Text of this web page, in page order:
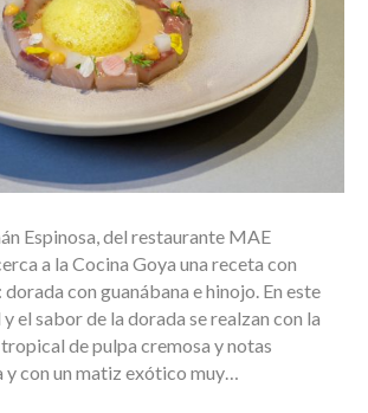
Espinosa, del restaurante MAE
a la Cocina Goya una receta con
con guanábana e hinojo. En este
el sabor de la dorada se realzan con la
de pulpa cremosa y notas
con un matiz exótico muy…